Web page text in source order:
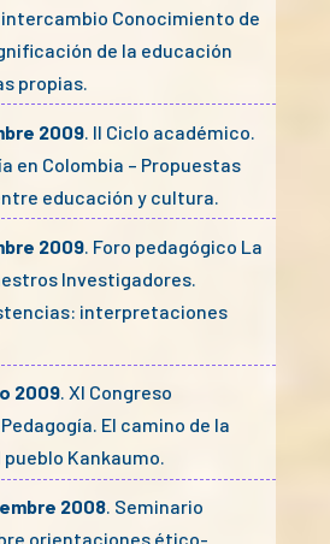
Conocimiento de
de la educación
propias.
2009. II Ciclo académico.
en Colombia – Propuestas
educación y cultura.
2009. Foro pedagógico La
Investigadores.
interpretaciones
2009. XI Congreso
El camino de la
Kankaumo.
2008. Seminario
orientaciones ético-